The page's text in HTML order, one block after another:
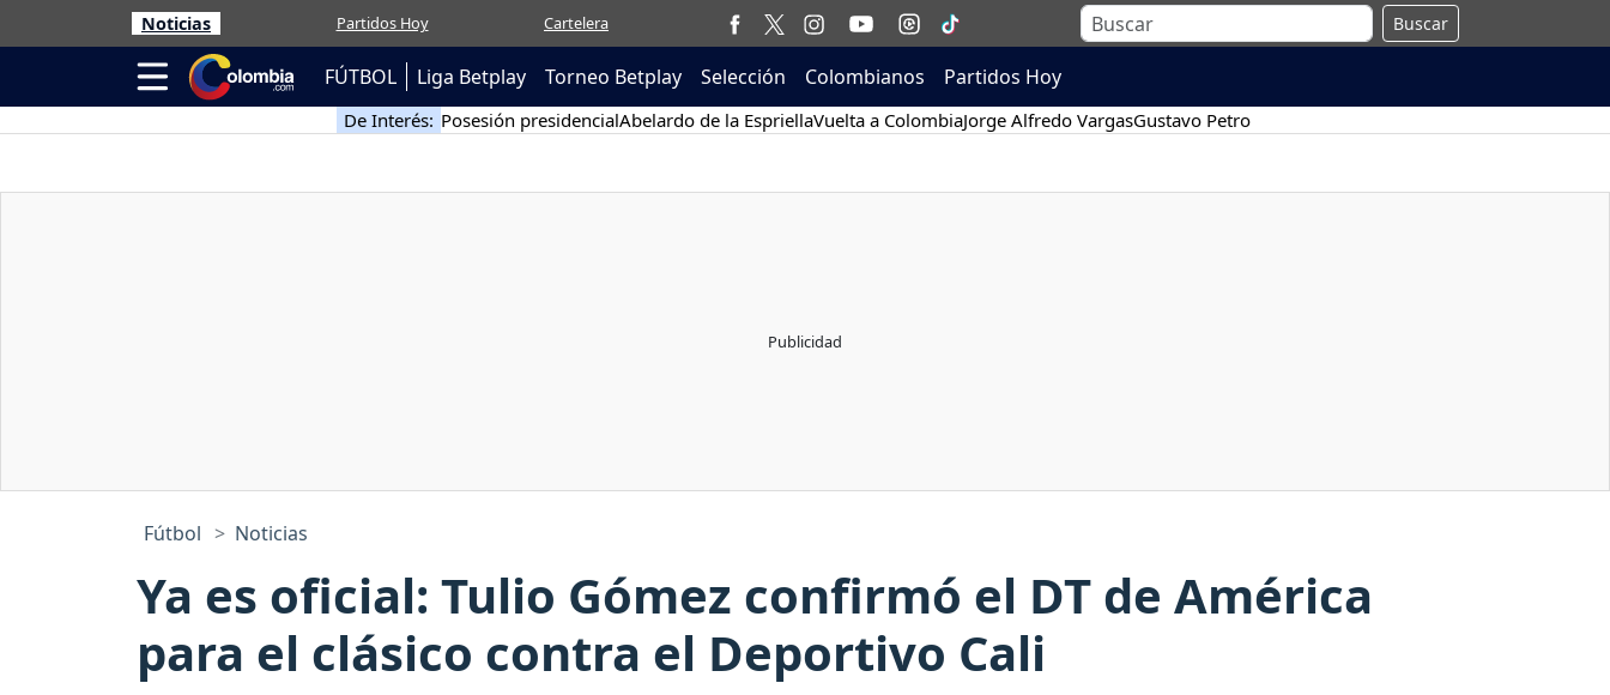
Noticias Partidos Hoy Cartelera Buscar
FÚTBOL Liga Betplay Torneo Betplay Selección Colombianos Partidos Hoy
De Interés: Posesión presidencialAbelardo de la EspriellaVuelta a ColombiaJorge Alfredo VargasGustavo Petro
Fútbol Noticias
Ya es oficial: Tulio Gómez confirmó el DT de América
para el clásico contra el Deportivo Cali